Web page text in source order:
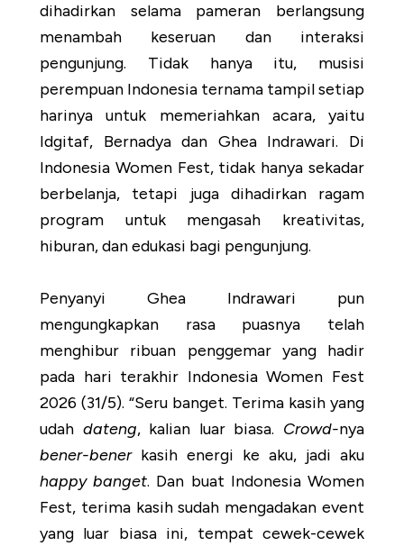
dihadirkan selama pameran berlangsung
menambah keseruan dan interaksi
pengunjung. Tidak hanya itu, musisi
perempuan Indonesia ternama tampil setiap
harinya untuk memeriahkan acara, yaitu
Idgitaf, Bernadya dan Ghea Indrawari. Di
Indonesia Women Fest, tidak hanya sekadar
berbelanja, tetapi juga dihadirkan ragam
program untuk mengasah kreativitas,
hiburan, dan edukasi bagi pengunjung.
Penyanyi Ghea Indrawari pun
mengungkapkan rasa puasnya telah
menghibur ribuan penggemar yang hadir
pada hari terakhir Indonesia Women Fest
2026 (31/5). “Seru banget. Terima kasih yang
udah dateng, kalian luar biasa. Crowd-nya
bener-bener kasih energi ke aku, jadi aku
happy banget. Dan buat Indonesia Women
Fest, terima kasih sudah mengadakan event
yang luar biasa ini, tempat cewek-cewek